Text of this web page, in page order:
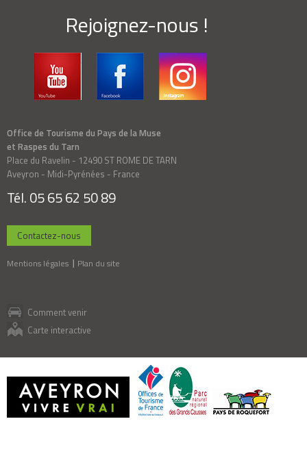
Rejoignez-nous !
Office de Tourisme du Pays de la Muse
et Raspes du Tarn
Place du Ravelin - 12490 ST ROME DE TARN
Aveyron - Midi-Pyrénées - France
Tél. 05 65 62 50 89
Contactez-nous
Mentions légales Plan du site
Comment venir
Carte interactive